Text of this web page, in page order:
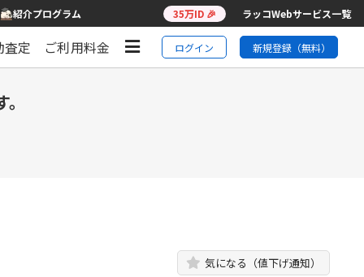
紹介プログラム 35万ID 🎉 ラッコWebサービス一覧
査定 ご利用料金 ログイン 新規登録（無料）
気になる（値下げ通知）